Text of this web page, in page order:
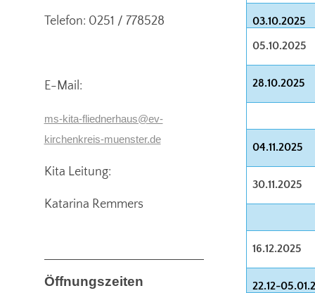
03.10.2025
05.10.2025
28.10.2025
04.11.2025
30.11.2025
16.12.2025
22.12-
Telefon: 0251 / 778528
E-Mail:
ms-kita-fliednerhaus@ev-
kirchenkreis-muenster.de
Kita Leitung:
Katarina Remmers
Öffnungszeiten